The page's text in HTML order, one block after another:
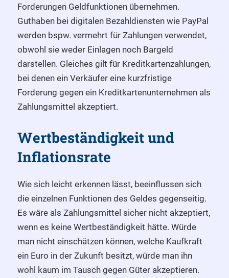
Forderungen Geldfunktionen übernehmen.
Guthaben bei digitalen Bezahldiensten wie PayPal
werden bspw. vermehrt für Zahlungen verwendet,
obwohl sie weder Einlagen noch Bargeld
darstellen. Gleiches gilt für Kreditkartenzahlungen,
bei denen ein Verkäufer eine kurzfristige
Forderung gegen ein Kreditkartenunternehmen als
Zahlungsmittel akzeptiert.
Wertbeständigkeit und
Inflationsrate
Wie sich leicht erkennen lässt, beeinflussen sich
die einzelnen Funktionen des Geldes gegenseitig.
Es wäre als Zahlungsmittel sicher nicht akzeptiert,
wenn es keine Wertbeständigkeit hätte. Würde
man nicht einschätzen können, welche Kaufkraft
ein Euro in der Zukunft besitzt, würde man ihn
wohl kaum im Tausch gegen Güter akzeptieren.